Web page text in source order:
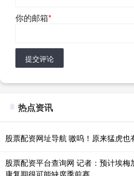
你的邮箱*
提交评论
热点资讯
股票配资网址导航 嗷呜！原来猛虎也
股票配资平台查询网 记者：预计埃